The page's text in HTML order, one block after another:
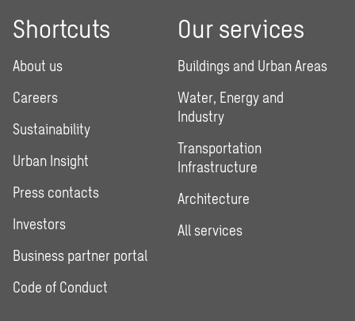
Shortcuts
About us
Careers
Sustainability
Urban Insight
Press contacts
Investors
Business partner portal
Code of Conduct
Our services
Buildings and Urban Areas
Water, Energy and
Industry
Transportation
Infrastructure
Architecture
All services